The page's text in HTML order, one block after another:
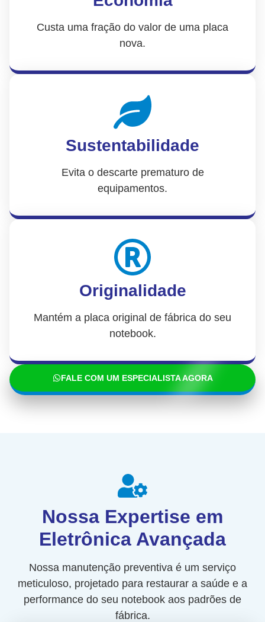
Custa uma fração do valor de uma placa
nova.
Sustentabilidade
Evita o descarte prematuro de
equipamentos.
Originalidade
Mantém a placa original de fábrica do seu
notebook.
FALE COM UM ESPECIALISTA AGORA
Nossa Expertise em
Eletrônica Avançada
Nossa manutenção preventiva é um serviço
meticuloso, projetado para restaurar a saúde e a
performance do seu notebook aos padrões de
fábrica.